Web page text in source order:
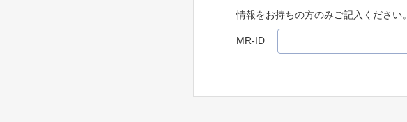
情報をお持ちの方のみご記入ください。
MR-ID